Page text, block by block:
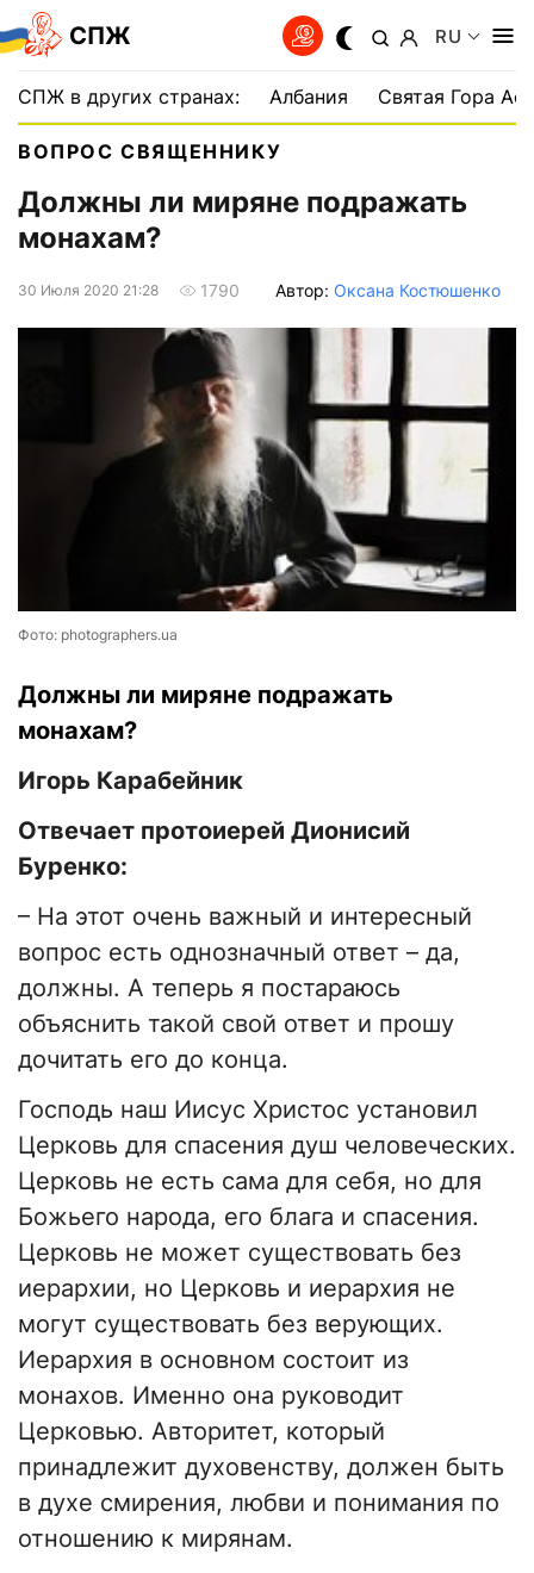
СПЖ RU
СПЖ в других странах: Албания Святая Гора
ВОПРОС СВЯЩЕННИКУ
Должны ли миряне подражать
монахам?
30 Июля 2020 21:28 1790 Автор: Оксана Костюшенко
Фото: photographers.ua
Должны ли миряне подражать
монахам?
Игорь Карабейник
Отвечает протоиерей Дионисий
Буренко:
– На этот очень важный и интересный
вопрос есть однозначный ответ – да,
должны. А теперь я постараюсь
объяснить такой свой ответ и прошу
дочитать его до конца.
Господь наш Иисус Христос установил
Церковь для спасения душ человеческих.
Церковь не есть сама для себя, но для
Божьего народа, его блага и спасения.
Церковь не может существовать без
иерархии, но Церковь и иерархия не
могут существовать без верующих.
Иерархия в основном состоит из
монахов. Именно она руководит
Церковью. Авторитет, который
принадлежит духовенству, должен быть
в духе смирения, любви и понимания по
отношению к мирянам.